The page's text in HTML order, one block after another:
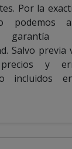
Por la
podemos
Salvo previa
y
incluidos